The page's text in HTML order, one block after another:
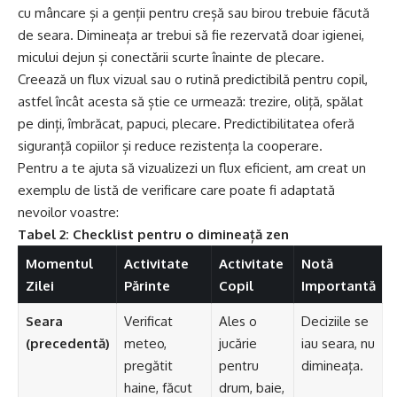
cu mâncare și a genții pentru creșă sau birou trebuie făcută
de seara. Dimineața ar trebui să fie rezervată doar igienei,
micului dejun și conectării scurte înainte de plecare.
Creează un flux vizual sau o rutină predictibilă pentru copil,
astfel încât acesta să știe ce urmează: trezire, oliță, spălat
pe dinți, îmbrăcat, papuci, plecare. Predictibilitatea oferă
siguranță copiilor și reduce rezistența la cooperare.
Pentru a te ajuta să vizualizezi un flux eficient, am creat un
exemplu de listă de verificare care poate fi adaptată
nevoilor voastre:
Tabel 2: Checklist pentru o dimineață zen
Momentul
Zilei
Activitate
Părinte
Activitate
Copil
Notă
Importantă
Seara
(precedentă)
Verificat
meteo,
pregătit
haine, făcut
Ales o
jucărie
pentru
drum, baie,
Deciziile se
iau seara, nu
dimineața.